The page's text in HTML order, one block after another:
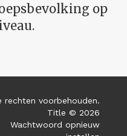
op
rechten voorbehouden.
Title © 2026
Wachtwoord opnieuw